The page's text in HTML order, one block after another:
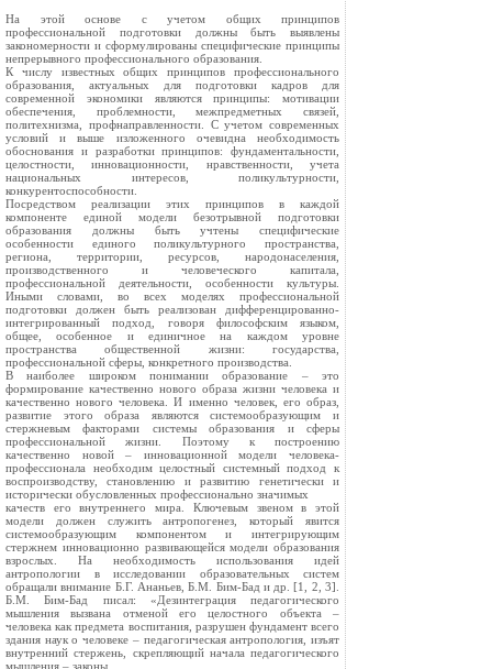
На этой основе с учетом общих принципов
профессиональной подготовки должны быть выявлены
закономерности и сформулированы специфические принципы
непрерывного профессионального образования.
К числу известных общих принципов профессионального
образования, актуальных для подготовки кадров для
современной экономики являются принципы: мотивации
обеспечения, проблемности, межпредметных связей,
политехнизма, профнаправленности. С учетом современных
условий и выше изложенного очевидна необходимость
обоснования и разработки принципов: фундаментальности,
целостности, инновационности, нравственности, учета
национальных интересов, поликультурности,
конкурентоспособности.
Посредством реализации этих принципов в каждой
компоненте единой модели безотрывной подготовки
образования должны быть учтены специфические
особенности единого поликультурного пространства,
региона, территории, ресурсов, народонаселения,
производственного и человеческого капитала,
профессиональной деятельности, особенности культуры.
Иными словами, во всех моделях профессиональной
подготовки должен быть реализован дифференцированно-
интегрированный подход, говоря философским языком,
общее, особенное и единичное на каждом уровне
пространства общественной жизни: государства,
профессиональной сферы, конкретного производства.
В наиболее широком понимании образование – это
формирование качественно нового образа жизни человека и
качественно нового человека. И именно человек, его образ,
развитие этого образа являются системообразующим и
стержневым факторами системы образования и сферы
профессиональной жизни. Поэтому к построению
качественно новой – инновационной модели человека-
профессионала необходим целостный системный подход к
воспроизводству, становлению и развитию генетически и
исторически обусловленных профессионально значимых
качеств его внутреннего мира. Ключевым звеном в этой
модели должен служить антропогенез, который явится
системообразующим компонентом и интегрирующим
стержнем инновационно развивающейся модели образования
взрослых. На необходимость использования идей
антропологии в исследовании образовательных систем
обращали внимание Б.Г. Ананьев, Б.М. Бим-Бад и др. [1, 2, 3].
Б.М. Бим-Бад писал: «Дезинтеграция педагогического
мышления вызвана отменой его целостного объекта –
человека как предмета воспитания, разрушен фундамент всего
здания наук о человеке – педагогическая антропология, изъят
внутренний стержень, скрепляющий начала педагогического
мышления – законы